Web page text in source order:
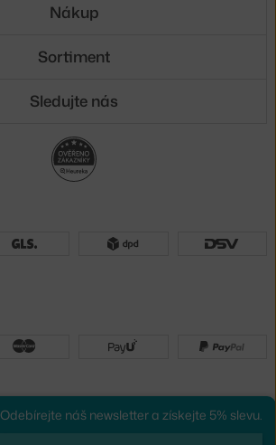
Odebírejte náš newsletter a získejte 5% slevu.
Nákup
Sortiment
Sledujte nás